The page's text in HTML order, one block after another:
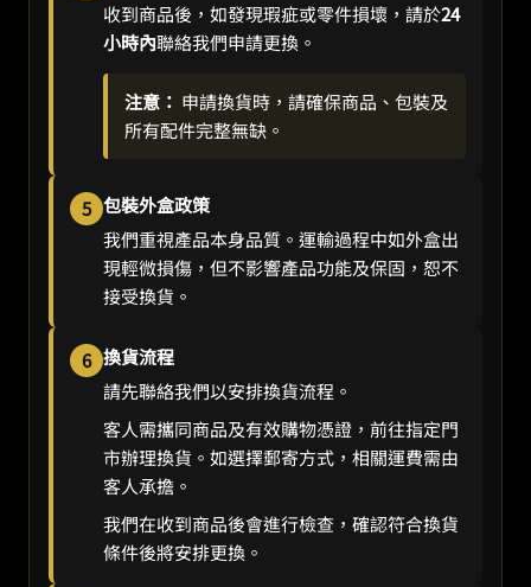
收到商品後，如發現瑕疵或零件損壞，請於24
小時內聯絡我們申請更換。
注意： 申請換貨時，請確保商品、包裝及
所有配件完整無缺。
5 包裝外盒政策
我們重視產品本身品質。運輸過程中如外盒出
現輕微損傷，但不影響產品功能及保固，恕不
接受換貨。
6 換貨流程
請先聯絡我們以安排換貨流程。
客人需攜同商品及有效購物憑證，前往指定門
市辦理換貨。如選擇郵寄方式，相關運費需由
客人承擔。
我們在收到商品後會進行檢查，確認符合換貨
條件後將安排更換。